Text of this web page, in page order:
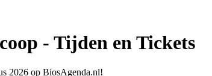
- Tijden en Tickets
2026 op BiosAgenda.nl!